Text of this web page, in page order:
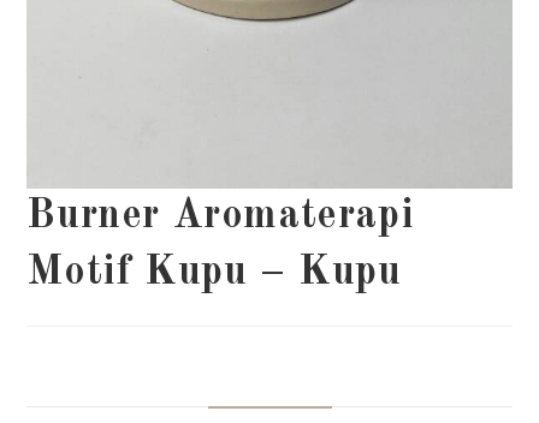
Burner Aromaterapi
Motif Kupu – Kupu